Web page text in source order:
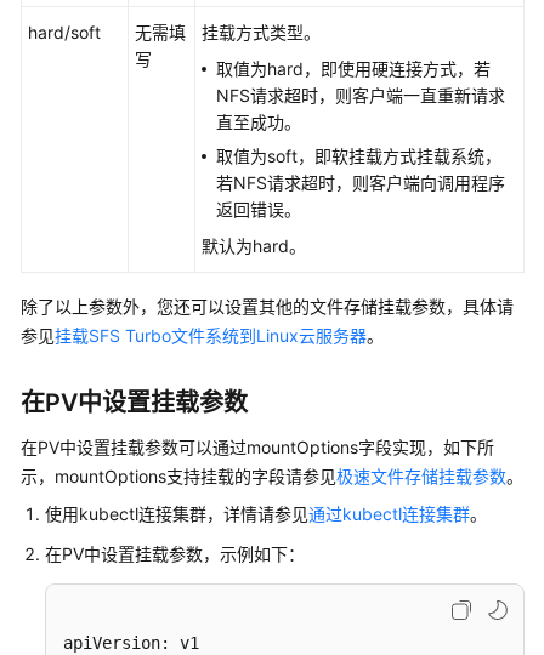
网
储
存
概
述
存
hard/soft
无需填
写
挂载方式类型。
取值为hard，即使用硬连接方式，若
NFS请求超时，则客户端一直重新请求
直至成功。
取值为soft，即软挂载方式挂载系统，
若NFS请求超时，则客户端向调用程序
返回错误。
默认为hard。
除了以上参数外，您还可以设置其他的文件存储挂载参数，具体请
参见挂载SFS Turbo文件系统到Linux云服务器。
在PV中设置挂载参数
在PV中设置挂载参数可以通过mountOptions字段实现，如下所
示，mountOptions支持挂载的字段请参见极速文件存储挂载参数。
使用kubectl连接集群，详情请参见通过kubectl连接集群。
在PV中设置挂载参数，示例如下：
apiVersion: v1